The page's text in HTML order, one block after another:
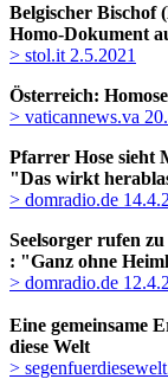
Belgischer Bischof
Homo-Dokument
> stol.it 2.5.2021
Österreich:
> vaticannews.va
Pfarrer Hose sieht
"Das wirkt
> domradio.de
Seelsorger rufen
: "Ganz ohne
> domradio.de
Eine gemeinsame
diese Welt
>